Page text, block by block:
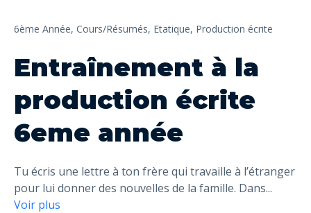
6ème Année, Cours/Résumés, Etatique, Production écrite
Entraînement à la
production écrite
6eme année
Tu écris une lettre à ton frère qui travaille à l’étranger
pour lui donner des nouvelles de la famille. Dans...
Voir plus